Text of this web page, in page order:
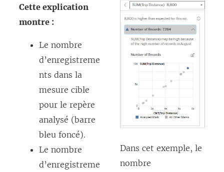
Cette explication
montre :
Le nombre
d’enregistreme
nts dans la
mesure cible
pour le repère
analysé (barre
bleu foncé).
Le nombre
d’enregistreme
Dans cet exemple, le
nombre